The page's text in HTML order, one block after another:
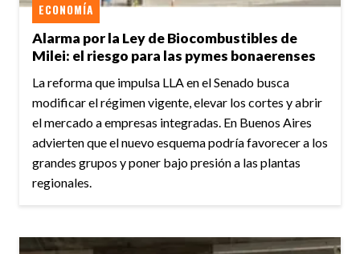
Alarma por la Ley de Biocombustibles de
Milei: el riesgo para las pymes bonaerenses
ECONOMÍA
La reforma que impulsa LLA en el Senado busca
modificar el régimen vigente, elevar los cortes y abrir
el mercado a empresas integradas. En Buenos Aires
advierten que el nuevo esquema podría favorecer a los
grandes grupos y poner bajo presión a las plantas
regionales.